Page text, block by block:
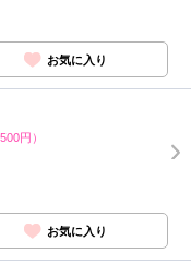
お気に入り
円）
お気に入り